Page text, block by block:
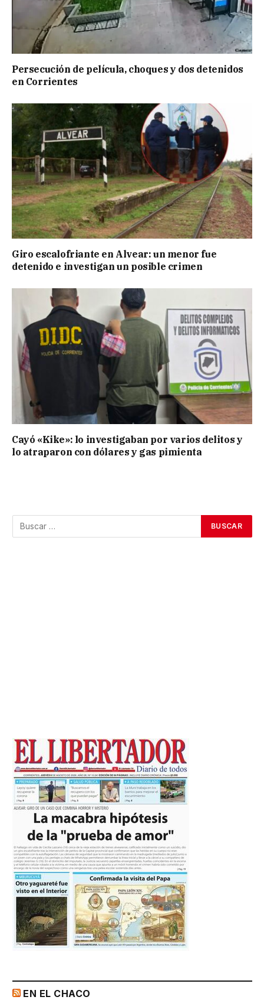
Persecución de película, choques y dos detenidos
en Corrientes
Giro escalofriante en Alvear: un menor fue
detenido e investigan un posible crimen
Cayó «Kike»: lo investigaban por varios delitos y
lo atraparon con dólares y gas pimienta
EN EL CHACO